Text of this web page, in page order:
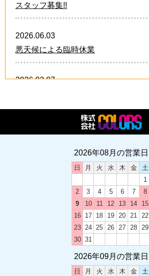
スタッフ募集!!
2026.06.03
悪天候による臨時休業
2026.02.07
2024-2025 年末年始のお休み
土曜日の営業時間変更のお知らせ
2026年08月の営業日
日 月 火 水 木 金
土
1
2
3 4 5 6 7
8
9
10 11 12 13 14
15
16
17 18 19 20 21
22
23
24 25 26 27 28
29
30 31
2026年09月の営業日
日 月 火 水 木 金
土